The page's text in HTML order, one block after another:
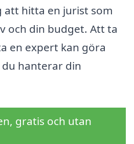
hitta en jurist som
och din budget. Att ta
en expert kan göra
hanterar din
gratis och utan